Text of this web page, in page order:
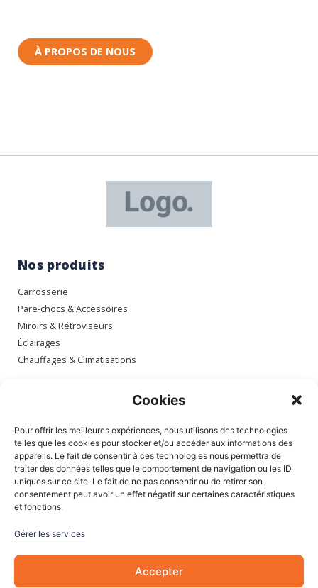
Cookies
Pour offrir les meilleures expériences, nous utilisons des technologies
telles que les cookies pour stocker et/ou accéder aux informations des
appareils. Le fait de consentir à ces technologies nous permettra de
traiter des données telles que le comportement de navigation ou les ID
uniques sur ce site. Le fait de ne pas consentir ou de retirer son
consentement peut avoir un effet négatif sur certaines caractéristiques
et fonctions.
Gérer les services
Accepter
À PROPOS DE NOUS
Nos produits
Carrosserie
Pare-chocs & Accessoires
Miroirs & Rétroviseurs
Éclairages
Chauffages & Climatisations
Mon compte
Mes commandes
Mes adresses
Mon panier
Informations
À Propos de nous
Blog